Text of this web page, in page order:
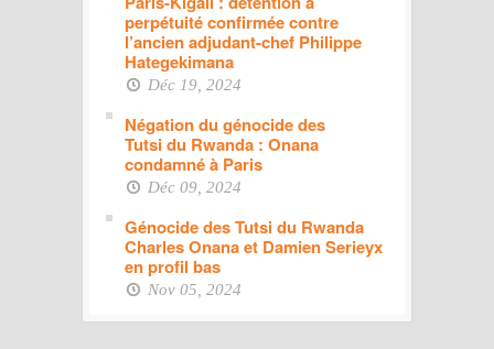
perpétuité confirmée contre
l’ancien adjudant-chef Philippe
Hategekimana
Déc 19, 2024
Négation du génocide des
Tutsi du Rwanda : Onana
condamné à Paris
Déc 09, 2024
Génocide des Tutsi du Rwanda
Charles Onana et Damien Serieyx
en profil bas
Nov 05, 2024